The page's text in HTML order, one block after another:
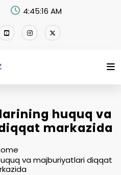
4:45:16 AM
huquq va
markazida
va majburiyatlari diqqat